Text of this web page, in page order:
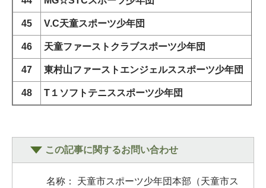
45 V.C天童スポーツ少年団
46 天童ファーストクラブスポーツ少年団
47 東村山ファーストエンジェルススポーツ少年団
48 T１ソフトテニススポーツ少年団
この記事に関するお問い合わせ
名称： 天童市スポーツ少年団本部（天童市ス